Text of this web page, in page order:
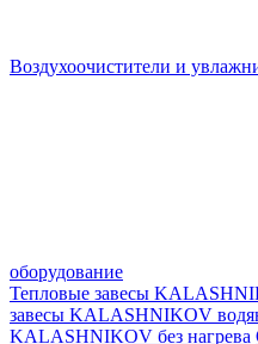
Воздухоочистители и
оборудование
Тепловые завесы
завесы KALASHNIKOV
KALASHNIKOV без нагрева